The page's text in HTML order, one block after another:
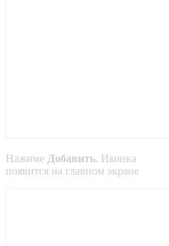
Нажиме Добавить. Иконка
появится на главном экране